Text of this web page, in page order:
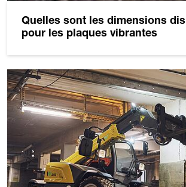
Quelles sont les dimensions
pour les plaques vibrantes